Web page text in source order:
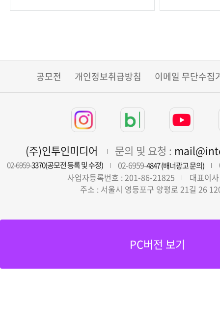
공모전 개인정보취급방침 이메일 무단수집
(주)인투인미디어 문의 및 요청 :
02-6959-3370(공모전 등록 및 수정) 02-6959-4847 (배너광고 문의)
사업자등록번호 : 201-86-21825
대표이
주소 : 서울시 영등포구 양평로 21길 26
PC버전 보기